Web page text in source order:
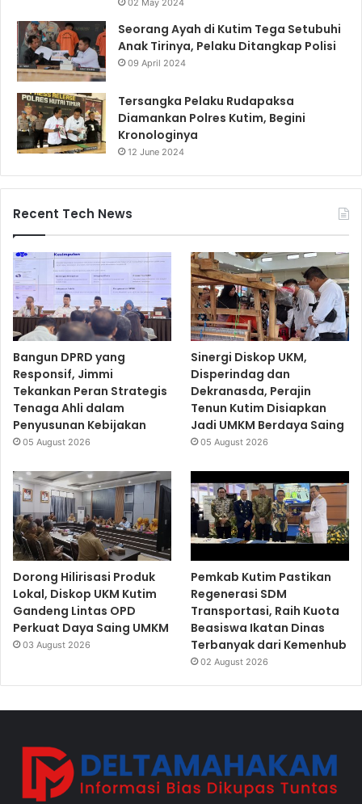
02 May 2024
Seorang Ayah di Kutim Tega Setubuhi
Anak Tirinya, Pelaku Ditangkap Polisi
09 April 2024
Tersangka Pelaku Rudapaksa
Diamankan Polres Kutim, Begini
Kronologinya
12 June 2024
Recent Tech News
Bangun DPRD yang
Responsif, Jimmi
Tekankan Peran Strategis
Tenaga Ahli dalam
Penyusunan Kebijakan
05 August 2026
Sinergi Diskop UKM,
Disperindag dan
Dekranasda, Perajin
Tenun Kutim Disiapkan
Jadi UMKM Berdaya Saing
05 August 2026
Dorong Hilirisasi Produk
Lokal, Diskop UKM Kutim
Gandeng Lintas OPD
Perkuat Daya Saing UMKM
03 August 2026
Pemkab Kutim Pastikan
Regenerasi SDM
Transportasi, Raih Kuota
Beasiswa Ikatan Dinas
Terbanyak dari Kemenhub
02 August 2026